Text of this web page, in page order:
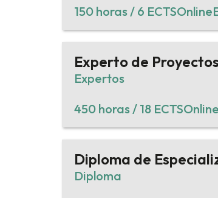
150 horas / 6 ECTSOnline
Experto de
Expertos
450 horas / 18 ECTSOnline
Diploma de
Diploma